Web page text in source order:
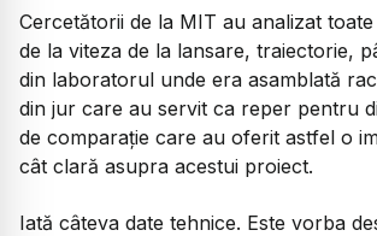
Cercetătorii de la MIT au analizat
de la viteza de la lansare, traiectorie,
din laboratorul unde era asamblată
din jur care au servit ca reper pentru
de comparație care au oferit astfel o
cât clară asupra acestui proiect.
Iată câteva date tehnice. Este vorba